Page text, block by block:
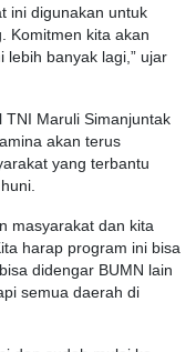
ini digunakan untuk
Komitmen kita akan
banyak lagi,” ujar
TNI Maruli Simanjuntak
akan terus
yang terbantu
masyarakat dan kita
harap program ini bisa
didengar BUMN lain
semua daerah di